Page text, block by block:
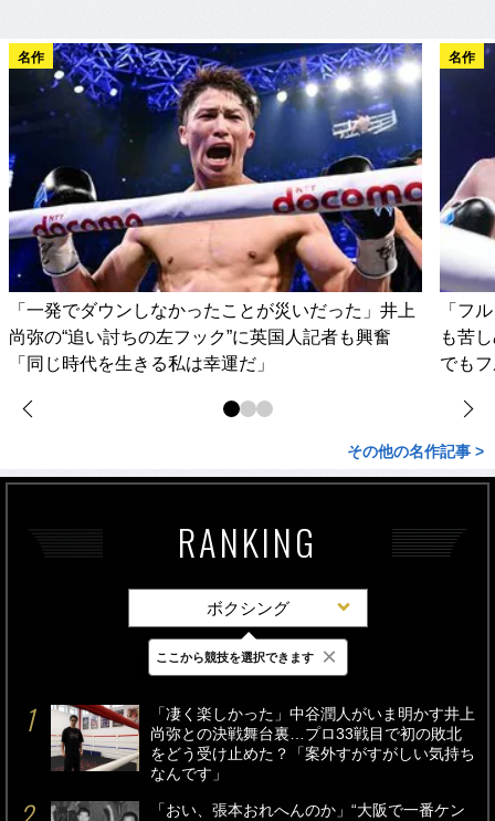
名作
「一発でダウンしなかったことが災いだった」井上
尚弥の“追い討ちの左フック”に英国人記者も興奮
「同じ時代を生きる私は幸運だ」
名作
「フ
も苦
でも
その他の名作記事 >
RANKING
ボクシング
最新 24時間 週間
「凄く楽しかった」中谷潤人がいま明かす井上
尚弥との決戦舞台裏…プロ33戦目で初の敗北
をどう受け止めた？「案外すがすがしい気持ち
なんです」
「おい、張本おれへんのか」“大阪で一番ケン
ここから競技を選択できます ×